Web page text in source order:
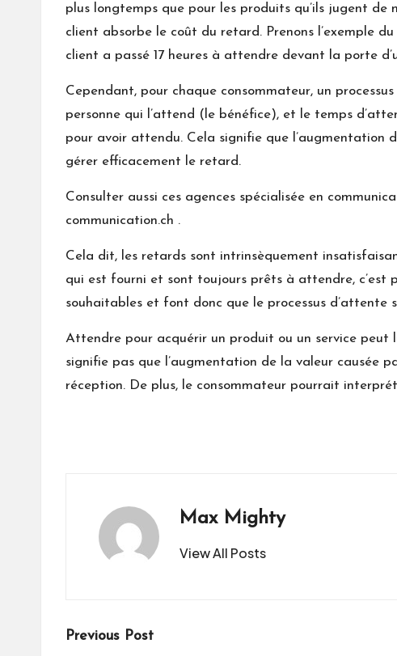
plus longtemps que pour les produits qu’ils jugent
client absorbe le coût du retard. Prenons l’exemple
client a passé 17 heures à attendre devant la porte
Cependant, pour chaque consommateur, un
personne qui l’attend (le bénéfice), et le temps
pour avoir attendu. Cela signifie que l’augmentation
gérer efficacement le retard.
Consulter aussi ces agences spécialisée en
communication.ch .
Cela dit, les retards sont intrinsèquement
qui est fourni et sont toujours prêts à attendre,
souhaitables et font donc que le processus d’attente
Attendre pour acquérir un produit ou un service
signifie pas que l’augmentation de la valeur causée
réception. De plus, le consommateur pourrait
Max Mighty
View All Posts
Post
Previous Post